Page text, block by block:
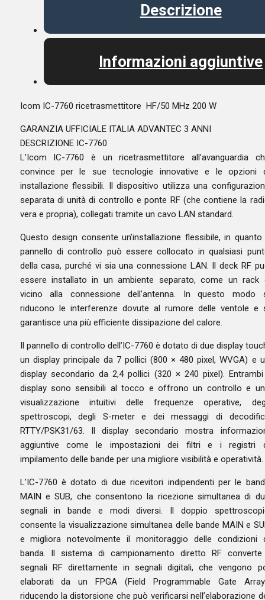
Descrizione
Informazioni aggiuntive
Icom IC-7760 ricetrasmettitore HF/50 MHz 200 W
GARANZIA UFFICIALE ITALIA ADVANTEC 3 ANNI
DESCRIZIONE IC-7760
L’Icom IC-7760 è un ricetrasmettitore all’avanguardia
convince per le sue tecnologie innovative e le opzioni
installazione flessibili. Il dispositivo utilizza una
separata di unità di controllo e ponte RF (che contiene la
vera e propria), collegati tramite un cavo LAN standard.
Questo design consente un’installazione flessibile, in quanto
pannello di controllo può essere collocato in qualsiasi
della casa, purché vi sia una connessione LAN. Il deck RF
essere installato in un ambiente separato, come un rack
vicino alla connessione dell’antenna. In questo modo
riducono le interferenze dovute al rumore delle ventole e
garantisce una più efficiente dissipazione del calore.
Il pannello di controllo dell’IC-7760 è dotato di due display
un display principale da 7 pollici (800 × 480 pixel, WVGA) e
display secondario da 2,4 pollici (320 × 240 pixel).
display sono sensibili al tocco e offrono un controllo e
visualizzazione intuitivi delle frequenze operative,
spettroscopi, degli S-meter e dei messaggi di
RTTY/PSK31/63. Il display secondario mostra
aggiuntive come le impostazioni dei filtri e i registri
impilamento delle bande per una migliore visibilità e operatività.
L’IC-7760 è dotato di due ricevitori indipendenti per le
MAIN e SUB, che consentono la ricezione simultanea di
segnali in bande e modi diversi. Il doppio
consente la visualizzazione simultanea delle bande MAIN e
e migliora notevolmente il monitoraggio delle condizioni
banda. Il sistema di campionamento diretto RF
segnali RF direttamente in segnali digitali, che vengono
elaborati da un FPGA (Field Programmable Gate
riducendo la distorsione che può verificarsi nell’elaborazione